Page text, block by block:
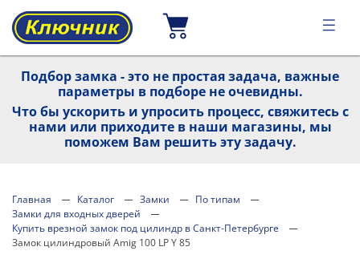
Подбор замка - это не простая задача, важные
параметры в подборе не очевидны.
Что бы ускорить и упросить процесс, свяжитесь с
нами или приходите в наши магазины, мы
поможем Вам решить эту задачу.
Главная Каталог Замки
По типам
Замки для входных дверей
Купить врезной замок под цилиндр в Санкт-Петербурге
Замок цилиндровый Amig 100 LP Y 85